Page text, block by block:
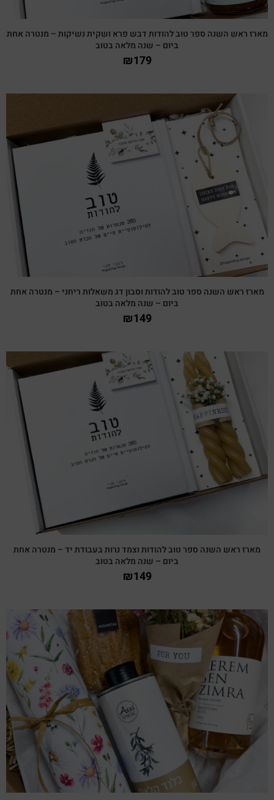
מארז ראש השנה ספר טוב להודות דבש פרא ושקית נשיקות – מנטרה אחת
ביום – שנה מלאה בטוב
₪179
צפייה מהירה
מארז ראש השנה ספר טוב להודות וסבון דג משאלות ריחני – מנטרה אחת
ביום – שנה מלאה בטוב
₪149
צפייה מהירה
מארז ראש השנה ספר טוב להודות וצמד נרות בעבודת יד – מנטרה אחת
ביום – שנה מלאה בטוב
₪149
צפייה מהירה